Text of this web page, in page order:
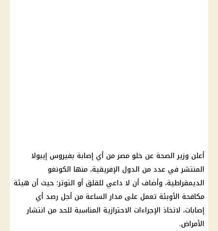
أعلن وزير الصحة عن خلو مصر من أي إصابة بفيروس إيبولا
المنتشر في عدد من الدول الإفريقية، منها الكونغو
الديمقراطية، وأضاف أن لا داعي للقلق أو التوتر؛ حيث أن هيئة
مكافحة الأوبئة تعمل على مدار الساعة من أجل رصد أي
إصابات، لاتخاذ الإجراءات الاحترازية المناسبة للحد من انتشار
الأمراض.